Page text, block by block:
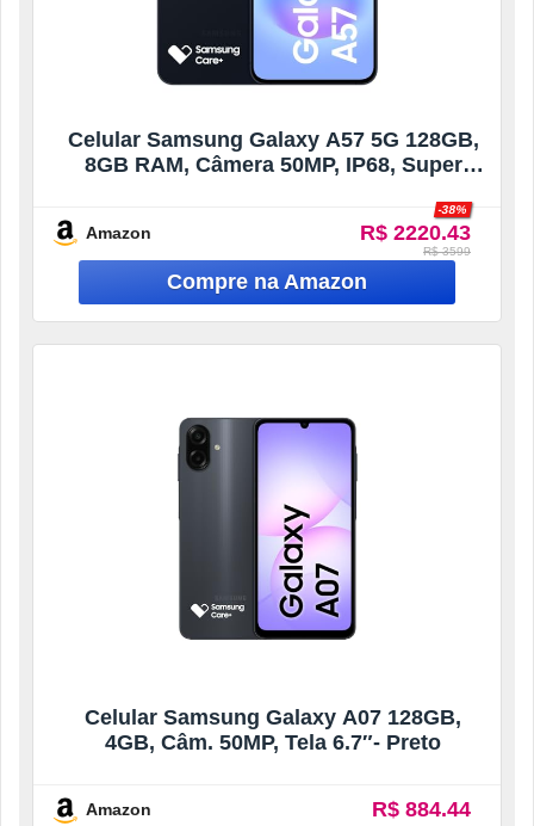
Celular Samsung Galaxy A57 5G 128GB,
8GB RAM, Câmera 50MP, IP68, Super
Amazon R$ 2220.43
-38%
R$ 3599
Celular Samsung Galaxy A07 128GB,
4GB, Câm. 50MP, Tela 6.7″- Preto
Amazon R$ 884.44